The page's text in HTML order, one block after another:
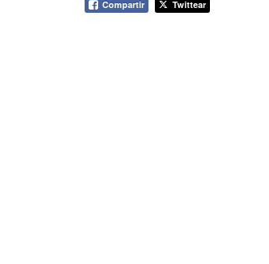
Compartir Twittear